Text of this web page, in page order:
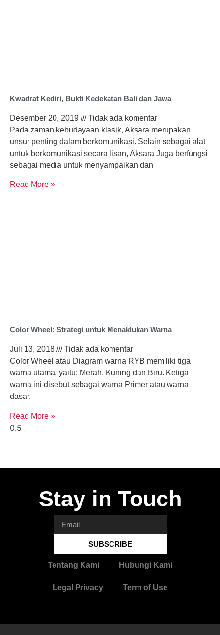
Kwadrat Kediri, Bukti Kedekatan Bali dan Jawa
Desember 20, 2019
Tidak ada komentar
Pada zaman kebudayaan klasik, Aksara merupakan
unsur penting dalam berkomunikasi. Selain sebagai alat
untuk berkomunikasi secara lisan, Aksara Juga berfungsi
sebagai media untuk menyampaikan dan
Read More »
Color Wheel: Strategi untuk Menaklukan Warna
Juli 13, 2018
Tidak ada komentar
Color Wheel atau Diagram warna RYB memiliki tiga
warna utama, yaitu; Merah, Kuning dan Biru. Ketiga
warna ini disebut sebagai warna Primer atau warna
dasar.
Read More »
Stay in Touch
SUBSCRIBE
Tentang Kami Hubungi Kami
Legal Privacy Term of Use